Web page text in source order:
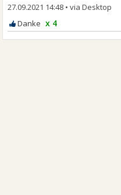
27.09.2021 14:48 •
x 4